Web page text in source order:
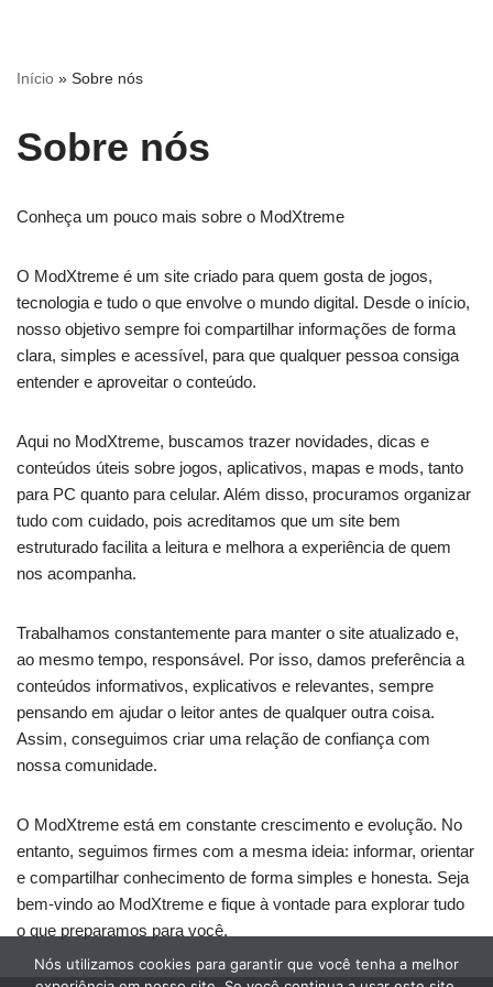
para
conteúdo
Início » Sobre nós
Sobre nós
Conheça um pouco mais sobre o ModXtreme
O ModXtreme é um site criado para quem gosta de jogos,
tecnologia e tudo o que envolve o mundo digital. Desde o início,
nosso objetivo sempre foi compartilhar informações de forma
clara, simples e acessível, para que qualquer pessoa consiga
entender e aproveitar o conteúdo.
Aqui no ModXtreme, buscamos trazer novidades, dicas e
conteúdos úteis sobre jogos, aplicativos, mapas e mods, tanto
para PC quanto para celular. Além disso, procuramos organizar
tudo com cuidado, pois acreditamos que um site bem
estruturado facilita a leitura e melhora a experiência de quem
nos acompanha.
Trabalhamos constantemente para manter o site atualizado e,
ao mesmo tempo, responsável. Por isso, damos preferência a
conteúdos informativos, explicativos e relevantes, sempre
pensando em ajudar o leitor antes de qualquer outra coisa.
Assim, conseguimos criar uma relação de confiança com
nossa comunidade.
O ModXtreme está em constante crescimento e evolução. No
entanto, seguimos firmes com a mesma ideia: informar, orientar
e compartilhar conhecimento de forma simples e honesta. Seja
bem-vindo ao ModXtreme e fique à vontade para explorar tudo
o que preparamos para você.
Nós utilizamos cookies para garantir que você tenha a melhor